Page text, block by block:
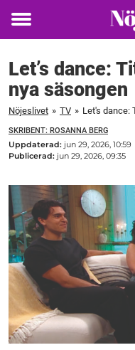
Toggle
Let’s dance:
nya säsongen
Nöjeslivet » TV » Let's dance:
SKRIBENT: ROSANNA BERG
Uppdaterad: jun 29, 2026, 10:59
Publicerad: jun 29, 2026, 09:35